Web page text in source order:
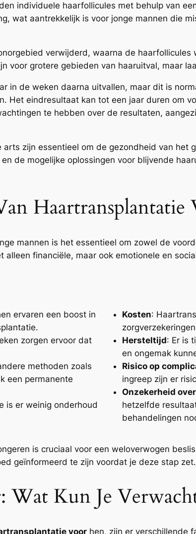
individuele haarfollicules met behulp van
wat aantrekkelijk is voor jonge mannen die
verwijderd, waarna de haarfollicules
voor grotere gebieden van haaruitval, maar
in de weken daarna uitvallen, maar dit is
Het eindresultaat kan tot een jaar duren om
te hebben over de resultaten,
zijn essentieel om de gezondheid van het
de mogelijke oplossingen voor blijvende
Haartransplantatie
mannen is het essentieel om zowel de
financiële, maar ook emotionele en
ervaren een boost in
zorgen ervoor dat
methoden zoals
een permanente
is er weinig onderhoud
Kosten:
Hersteltijd: Er is
en ongemak
Risico op
ingreep zijn er
Onzekerheid
hetzelfde
behandelingen
is cruciaal voor een weloverwogen
geïnformeerd te zijn voordat je deze stap zet.
Wat Kun Je
voor hen, zijn er verschillende